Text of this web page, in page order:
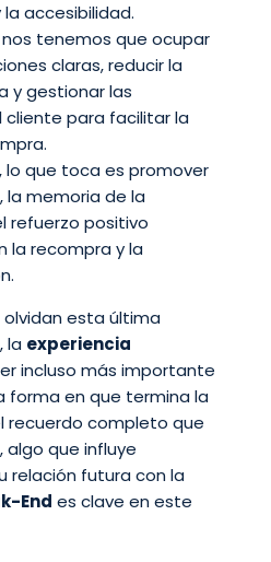
accesibilidad.
nos tenemos que ocupar
claras, reducir la
y gestionar las
cliente para facilitar la
, lo que toca es promover
la memoria de la
refuerzo positivo
la recompra y la
esta última
la experiencia
incluso más importante
forma en que termina la
recuerdo completo que
que influye
relación futura con la
End es clave en este